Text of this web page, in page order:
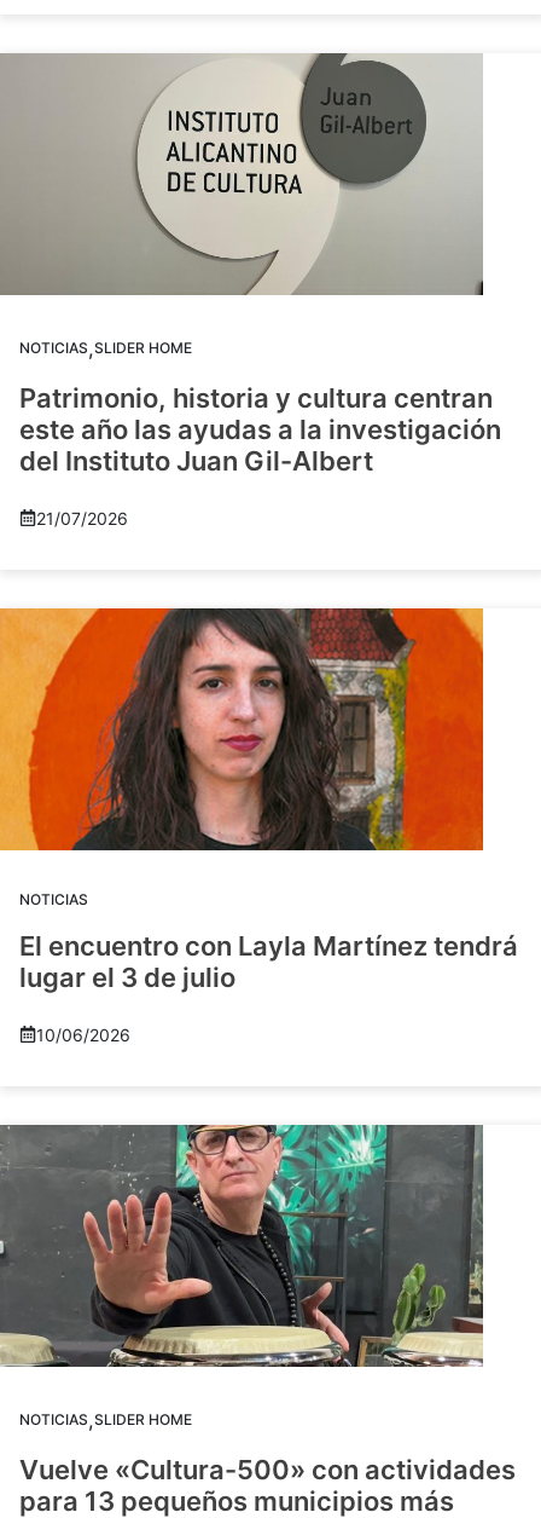
NOTICIAS,SLIDER HOME
Patrimonio, historia y cultura centran
este año las ayudas a la investigación
del Instituto Juan Gil-Albert
21/07/2026
NOTICIAS
El encuentro con Layla Martínez tendrá
lugar el 3 de julio
10/06/2026
NOTICIAS,SLIDER HOME
Vuelve «Cultura-500» con actividades
para 13 pequeños municipios más